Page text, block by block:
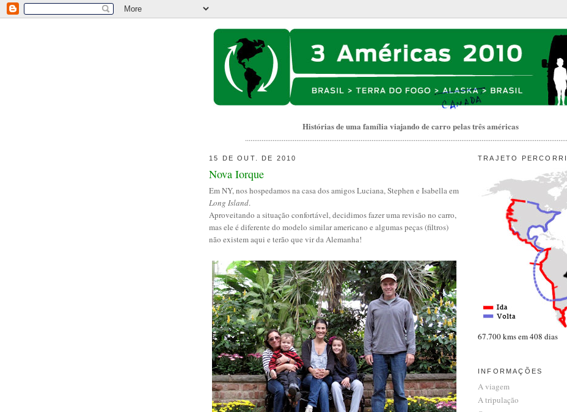
Histórias de uma família viajando de carro pelas três américas
15 DE OUT. DE 2010
Nova Iorque
Em NY, nos hospedamos na casa dos amigos Luciana, Stephen e Isabella em
Long Island.
Aproveitando a situação confortável, decidimos fazer uma revisão no carro,
mas ele é diferente do modelo similar americano e algumas peças (filtros)
não existem aqui e terão que vir da Alemanha!
TRAJETO
67.700 kms em 408 dias
INFORMAÇÕES
A viagem
A tripulação